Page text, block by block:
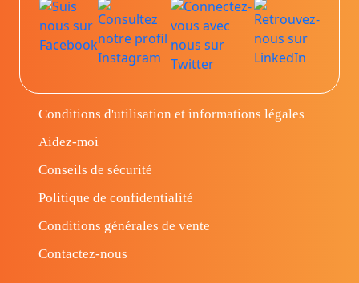
Conditions d'utilisation et informations légales
Aidez-moi
Conseils de sécurité
Politique de confidentialité
Conditions générales de vente
Contactez-nous